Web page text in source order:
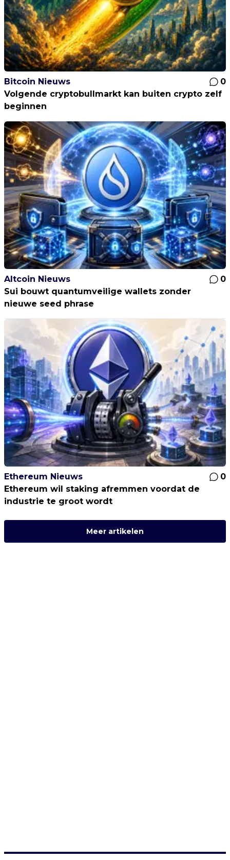
Bitcoin Nieuws
0
Volgende cryptobullmarkt kan buiten crypto zelf
beginnen
Altcoin Nieuws
0
Sui bouwt quantumveilige wallets zonder
nieuwe seed phrase
Ethereum Nieuws
0
Ethereum wil staking afremmen voordat de
industrie te groot wordt
Meer artikelen